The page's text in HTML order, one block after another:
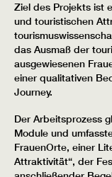
Ziel des Projekts ist
und touristischen
das Ausmaß der
ausgewiesenen
einer qualitativen
Journey.
Der Arbeitsprozess
Module und
FrauenOrte, einer
Attraktivität“, der